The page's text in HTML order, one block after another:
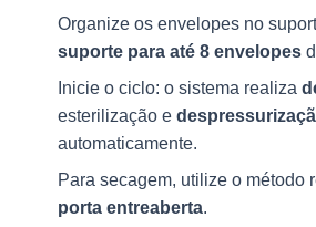
Organize os envelopes no
suporte para até 8 envelopes
Inicie o ciclo: o sistema realiza
esterilização e
automaticamente.
Para secagem, utilize o método
porta entreaberta.